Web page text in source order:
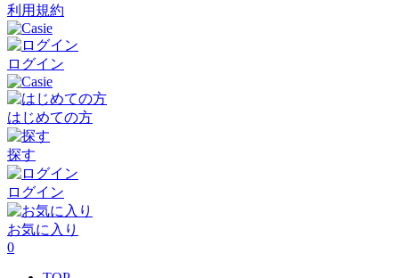
利用規約
ログイン
はじめての方
探す
ログイン
お気に入り
0